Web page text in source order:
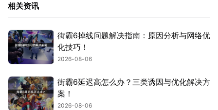
相关资讯
街霸6掉线问题解决指南：原因分析与网络优
化技巧！
2026-08-06
街霸6延迟高怎么办？三类诱因与优化解决方
案！
2026-08-06